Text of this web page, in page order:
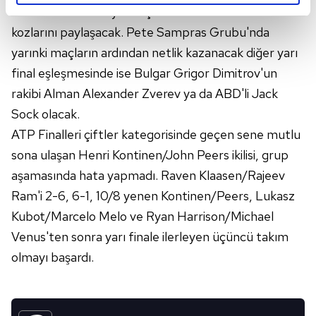
kalemimiz olduğunu sizlere hatırlatmak isteriz.
Her halükârda, kullanıcılar, bu çerezlere izin vermedikleri
takdirde, kullanıcılara hedefli reklamlar
gösterilmeyecektir."
Sizlere daha iyi bir hizmet sunabilmek için İnternet
Sitemizde kendimize ve üçüncü kişilere ait çerezler
kullanılmaktadır. Bu çerezler vasıtasıyla çeşitli kişisel
verileriniz işlenmekte olup gerekli olan çerezler bilgi
toplumu hizmetlerinin sunulması amacıyla
kullanılmaktadır. Diğer çerezler, sitemizin daha işlevsel
kılınması ve kişiselleştirilmesi ve sizlere yönelik
reklam/pazarlama faaliyetlerinin yapılması, amaçlarıyla
sınırlı olarak açık rızanız dahilinde kullanılacaktır.
Çerezlere ilişkin tercihlerinizi aşağıda yer alan panel
Dominic Thiem veya Belçikalı David Goffin ile
kozlarını paylaşacak. Pete Sampras Grubu'nda
yarınki maçların ardından netlik kazanacak diğer yarı
final eşleşmesinde ise Bulgar Grigor Dimitrov'un
rakibi Alman Alexander Zverev ya da ABD'li Jack
Sock olacak.
ATP Finalleri çiftler kategorisinde geçen sene mutlu
sona ulaşan Henri Kontinen/John Peers ikilisi, grup
aşamasında hata yapmadı. Raven Klaasen/Rajeev
Ram'i 2-6, 6-1, 10/8 yenen Kontinen/Peers, Lukasz
Kubot/Marcelo Melo ve Ryan Harrison/Michael
Venus'ten sonra yarı finale ilerleyen üçüncü takım
olmayı başardı.